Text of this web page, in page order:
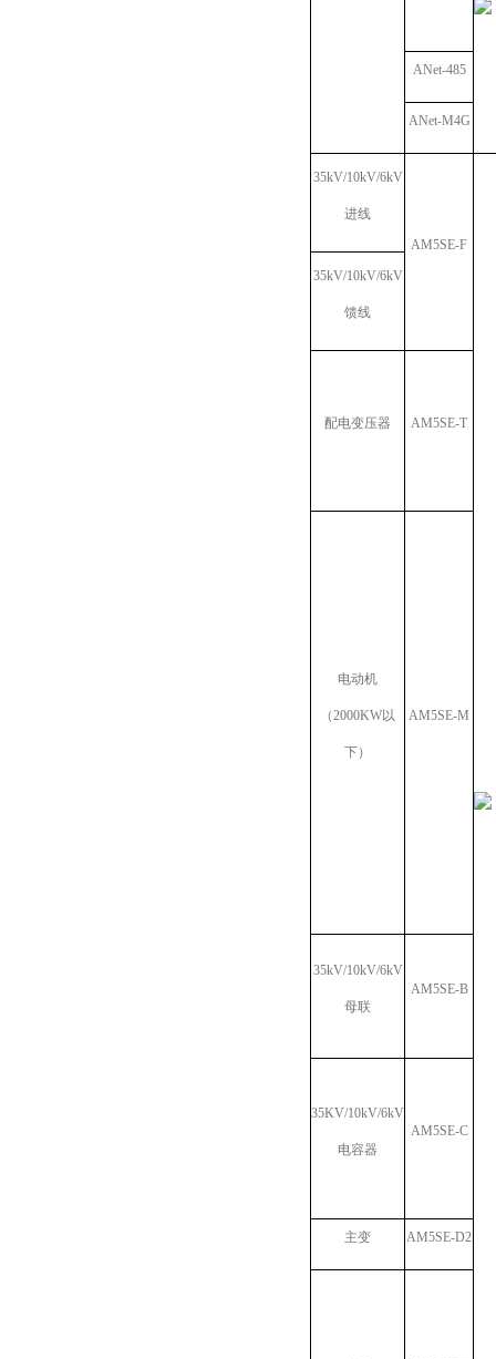
ANet-485
ANet-M4G
35kV/10kV/6kV
进线
AM5SE-F
35kV/10kV/6kV
馈线
配电变压器 AM5SE-T
电动机
（2000KW以
下）
AM5SE-M
35kV/10kV/6kV
母联
AM5SE-B
35KV/10kV/6kV
电容器
AM5SE-C
主变 AM5SE-D2